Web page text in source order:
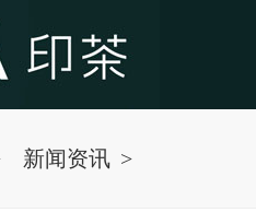
新闻资讯